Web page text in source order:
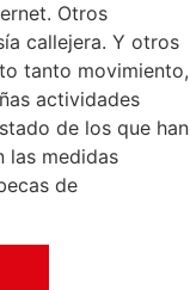
Otros
callejera. Y otros
tanto movimiento,
actividades
de los que han
las medidas
de